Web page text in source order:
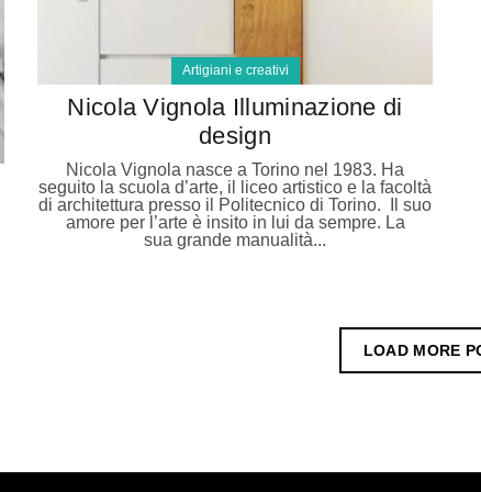
Artigiani e creativi
Nicola Vignola Illuminazione di
design
Nicola Vignola nasce a Torino nel 1983. Ha
seguito la scuola d’arte, il liceo artistico e la facoltà
di architettura presso il Politecnico di Torino. Il suo
amore per l’arte è insito in lui da sempre. La
sua grande manualità...
LOAD MORE